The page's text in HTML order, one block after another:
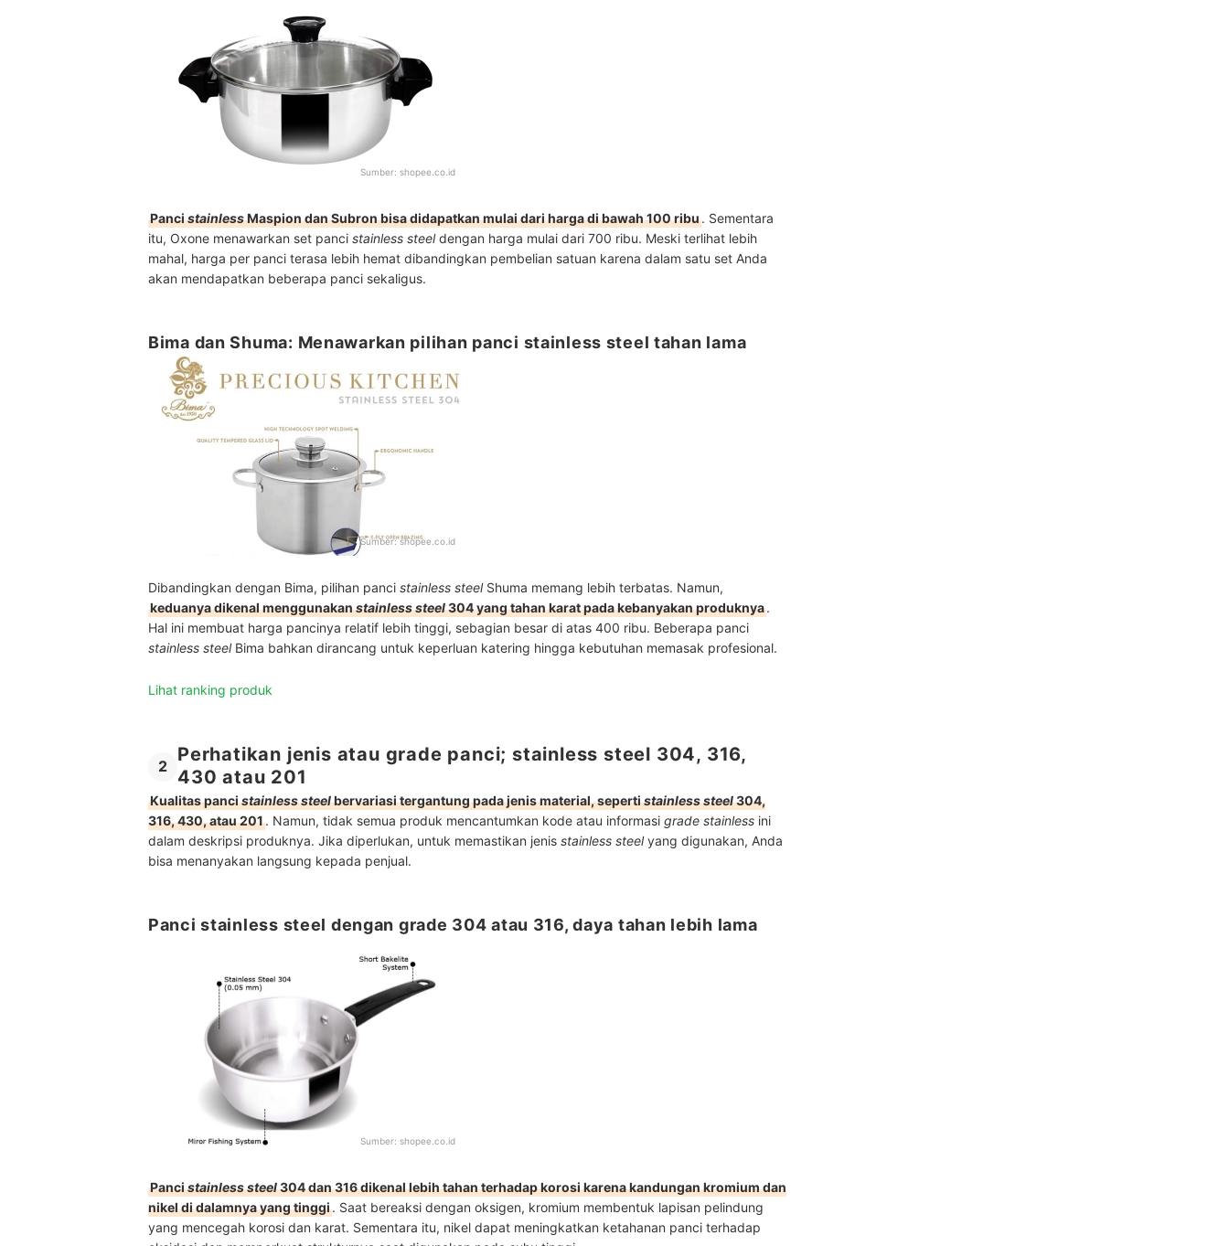
Sumber: shopee.co.id
PancistainlessMaspion dan Subron bisa didapatkan mulai dari harga di bawah 100 ribu. Sementara
itu, Oxone menawarkan set panci stainless steeldengan harga mulai dari 700 ribu. Meski terlihat lebih
mahal, harga per panci terasa lebih hemat dibandingkan pembelian satuan karena dalam satu set Anda
akan mendapatkan beberapa panci sekaligus.
Bima dan Shuma: Menawarkan pilihan panci stainless steel tahan lama
Sumber:shopee.co.id
Dibandingkan dengan Bima, pilihan panci stainless steel Shuma memang lebih terbatas. Namun,
keduanya dikenal menggunakanstainless steel304 yang tahan karat pada kebanyakan produknya.
Hal ini membuat harga pancinya relatif lebih tinggi, sebagian besar di atas 400 ribu. Beberapa panci
stainless steelBima bahkan dirancang untuk keperluan katering hingga kebutuhan memasak profesional.
Lihat ranking produk
2
Perhatikan jenis atau grade panci; stainless steel 304, 316,
430 atau 201
Kualitas pancistainless steelbervariasi tergantung pada jenis material, sepertistainless steel304,
316, 430, atau 201. Namun, tidak semua produk mencantumkan kode atau informasi grade stainless ini
dalam deskripsi produknya. Jika diperlukan, untuk memastikan jenis stainless steelyang digunakan, Anda
bisa menanyakan langsung kepada penjual.
Panci stainless steel dengan grade 304 atau 316, daya tahan lebih lama
Sumber: shopee.co.id
Pancistainless steel304 dan 316 dikenal lebih tahan terhadap korosi karena kandungan kromium dan
nikel di dalamnya yang tinggi. Saat bereaksi dengan oksigen, kromium membentuk lapisan pelindung
yang mencegah korosi dan karat. Sementara itu, nikel dapat meningkatkan ketahanan panci terhadap